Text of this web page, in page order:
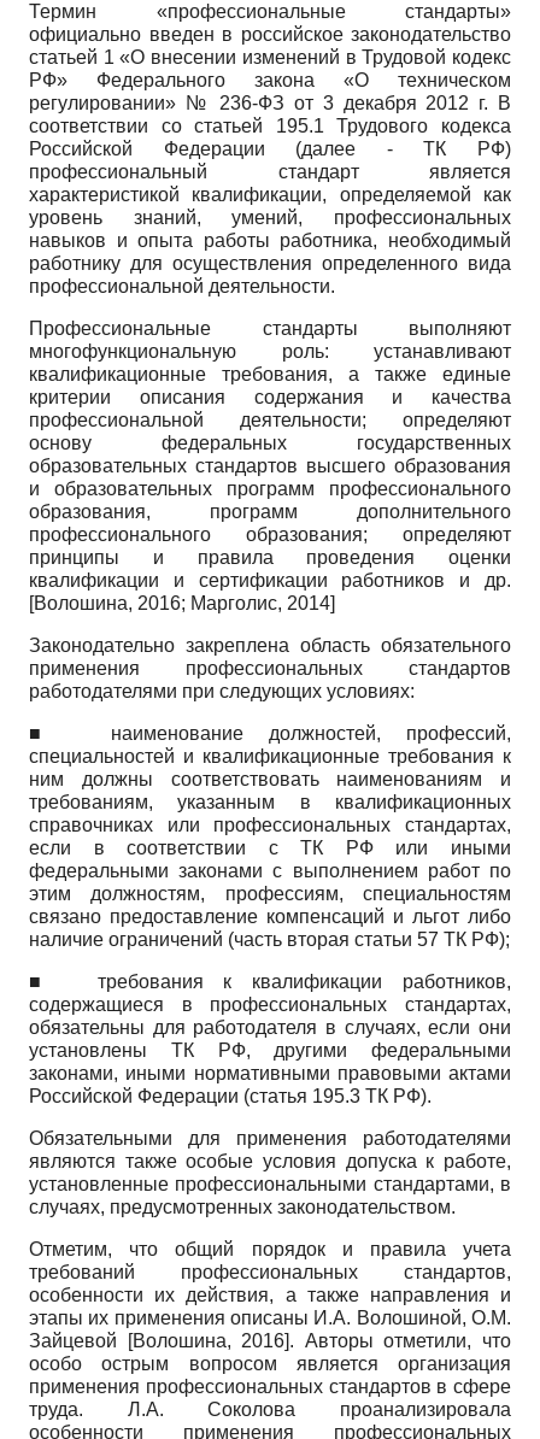
Термин «профессиональные стандарты»
официально введен в российское законодательство
статьей 1 «О внесении изменений в Трудовой кодекс
РФ» Федерального закона «О техническом
регулировании» № 236-ФЗ от 3 декабря 2012 г. В
соответствии со статьей 195.1 Трудового кодекса
Российской Федерации (далее - ТК РФ)
профессиональный стандарт является
характеристикой квалификации, определяемой как
уровень знаний, умений, профессиональных
навыков и опыта работы работника, необходимый
работнику для осуществления определенного вида
профессиональной деятельности.
Профессиональные стандарты выполняют
многофункциональную роль: устанавливают
квалификационные требования, а также единые
критерии описания содержания и качества
профессиональной деятельности; определяют
основу федеральных государственных
образовательных стандартов высшего образования
и образовательных программ профессионального
образования, программ дополнительного
профессионального образования; определяют
принципы и правила проведения оценки
квалификации и сертификации работников и др.
[Волошина, 2016; Марголис, 2014]
Законодательно закреплена область обязательного
применения профессиональных стандартов
работодателями при следующих условиях:
■ наименование должностей, профессий,
специальностей и квалификационные требования к
ним должны соответствовать наименованиям и
требованиям, указанным в квалификационных
справочниках или профессиональных стандартах,
если в соответствии с ТК РФ или иными
федеральными законами с выполнением работ по
этим должностям, профессиям, специальностям
связано предоставление компенсаций и льгот либо
наличие ограничений (часть вторая статьи 57 ТК РФ);
■ требования к квалификации работников,
содержащиеся в профессиональных стандартах,
обязательны для работодателя в случаях, если они
установлены ТК РФ, другими федеральными
законами, иными нормативными правовыми актами
Российской Федерации (статья 195.3 ТК РФ).
Обязательными для применения работодателями
являются также особые условия допуска к работе,
установленные профессиональными стандартами, в
случаях, предусмотренных законодательством.
Отметим, что общий порядок и правила учета
требований профессиональных стандартов,
особенности их действия, а также направления и
этапы их применения описаны И.А. Волошиной, О.М.
Зайцевой
[Волошина, 2016]. Авторы отметили, что
особо острым вопросом является организация
применения профессиональных стандартов в сфере
труда. Л.А. Соколова проанализировала
особенности применения профессиональных